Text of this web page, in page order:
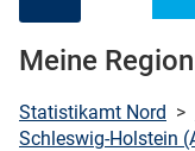
Meine Region
Statistikamt Nord >
Schleswig-Holstein